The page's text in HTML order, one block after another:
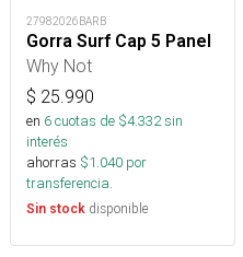
27982026BARB
Gorra Surf Cap 5 Panel
Why Not
$ 25.990
en 6cuotas de $4.332sin
interés
ahorras $1.040 por
transferencia.
Sin stock disponible